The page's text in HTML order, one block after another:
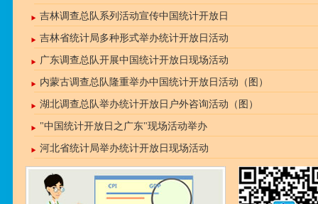
吉林调查总队系列活动宣传中国统计开放日
吉林省统计局多种形式举办统计开放日活动
广东调查总队开展中国统计开放日现场活动
内蒙古调查总队隆重举办中国统计开放日活动（图）
湖北调查总队举办统计开放日户外咨询活动（图）
"中国统计开放日之广东"现场活动举办
河北省统计局举办统计开放日现场活动